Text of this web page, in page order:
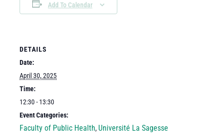
Add To Calendar
DETAILS
Date:
April 30, 2025
Time:
12:30 - 13:30
Event Categories:
Faculty of Public Health, Université La Sagesse